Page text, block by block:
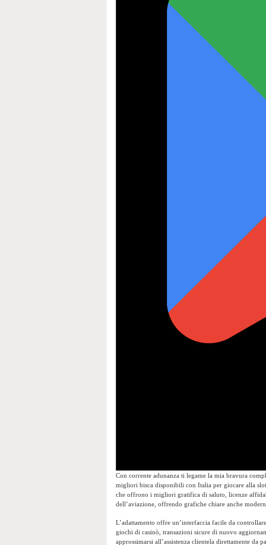
Con corrente adunanza ti legame la mia bravura
migliori bisca disponibili con Italia per giocare alla slot
che offrono i migliori gratifica di saluto, licenze
dell’aviazione, offrendo grafiche chiare anche
L’adattamento offre un’interfaccia facile da
giochi di casinò, transazioni sicure di nuovo
approssimarsi all’assistenza clientela direttamente